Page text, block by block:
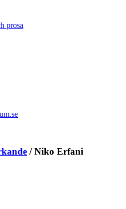
prosa
/Niko Erfani